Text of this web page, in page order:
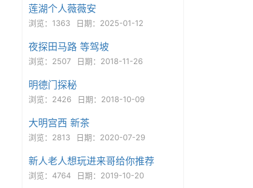
莲湖个人薇薇安
浏览：1363 日期：2025-01-12
夜探田马路 等驾坡
浏览：2507 日期：2018-11-26
明德门探秘
浏览：2426 日期：2018-10-09
大明宫西 新茶
浏览：2813 日期：2020-07-29
新人老人想玩进来哥给你推荐
浏览：4764 日期：2019-10-20